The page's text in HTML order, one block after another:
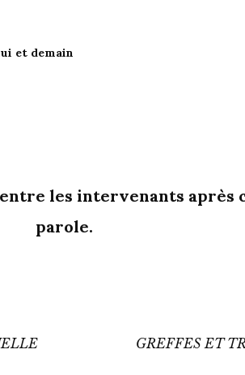
et demain
entre les intervenants après
parole.
GREFFES ET